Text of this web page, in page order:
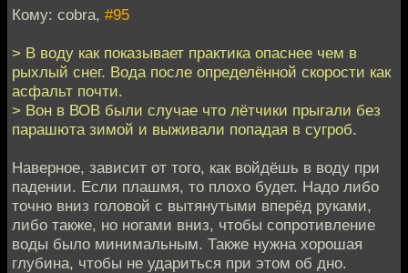
Кому: cobra, #95
> В воду как показывает практика опаснее чем в
рыхлый снег. Вода после определённой скорости как
асфальт почти.
> Вон в ВОВ были случае что лётчики прыгали без
парашюта зимой и выживали попадая в сугроб.
Наверное, зависит от того, как войдёшь в воду при
падении. Если плашмя, то плохо будет. Надо либо
точно вниз головой с вытянутыми вперёд руками,
либо также, но ногами вниз, чтобы сопротивление
воды было минимальным. Также нужна хорошая
глубина, чтобы не удариться при этом об дно.